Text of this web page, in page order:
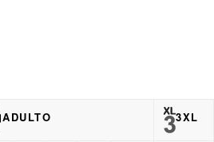
ADULTO 3XL